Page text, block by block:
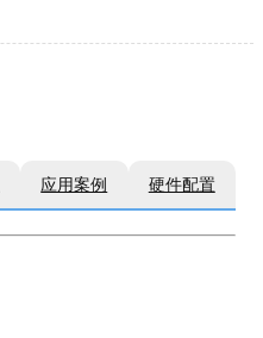
应用案例 硬件配置